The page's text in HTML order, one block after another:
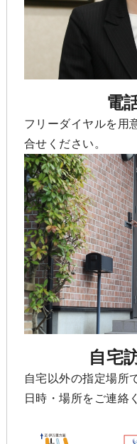
電
フリーダイヤルを用
合せください。
自宅
自宅以外の指定場所
日時・場所をご連絡